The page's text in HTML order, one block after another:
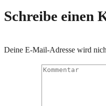
Schreibe einen
Deine E-Mail-Adresse wird